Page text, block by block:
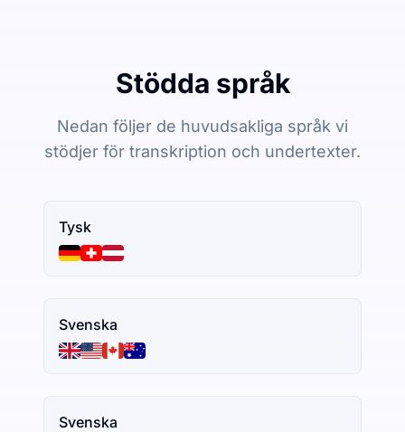
Stödda språk
Nedan följer de huvudsakliga språk vi
stödjer för transkription och undertexter.
Tysk
Svenska
Svenska